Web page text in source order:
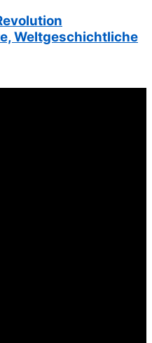
Weltgeschichtliche